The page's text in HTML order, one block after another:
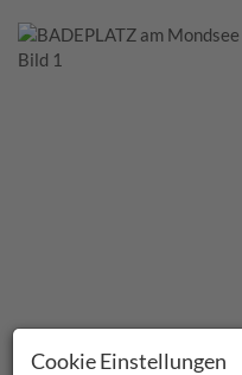
Cookie Einstellungen